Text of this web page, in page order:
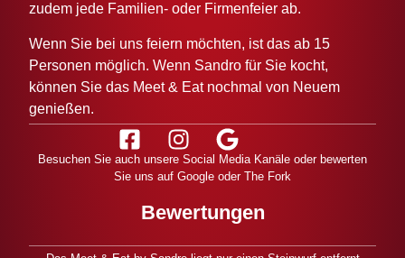
zudem jede Familien- oder Firmenfeier ab.
Wenn Sie bei uns feiern möchten, ist das ab 15
Personen möglich. Wenn Sandro für Sie kocht,
können Sie das Meet & Eat nochmal von Neuem
genießen.
Besuchen Sie auch unsere Social Media Kanäle oder bewerten
Sie uns auf Google oder The Fork
Bewertungen